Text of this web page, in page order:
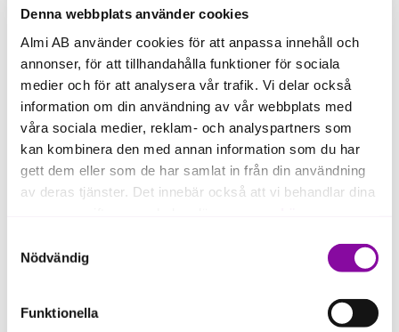
Denna webbplats använder cookies
Almi AB använder cookies för att anpassa innehåll och
annonser, för att tillhandahålla funktioner för sociala
medier och för att analysera vår trafik. Vi delar också
information om din användning av vår webbplats med
våra sociala medier, reklam- och analyspartners som
kan kombinera den med annan information som du har
gett dem eller som de har samlat in från din användning
av deras tjänster. Det innebär också att vi behandlar dina
Om du klickar på avvisa kommer användning av kakor
eller delning av information enligt ovan, inte att ske,
förutom för kakor som är nödvändiga för att hemsidan
ska fungera se mer under inställningar.
Nödvändig
Funktionella
Skåne